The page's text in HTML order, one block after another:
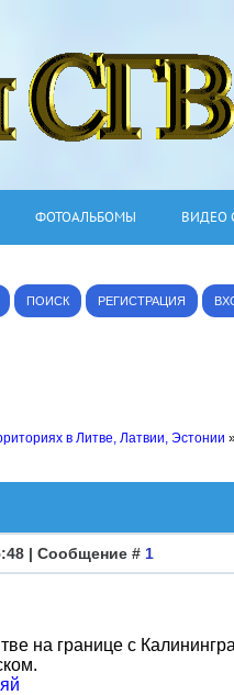
ФОТОАЛЬБОМЫ ВИДЕО
ПОИСК РЕГИСТРАЦИЯ
в Литве, Латвии, Эстонии
| Сообщение # 1
на границе с